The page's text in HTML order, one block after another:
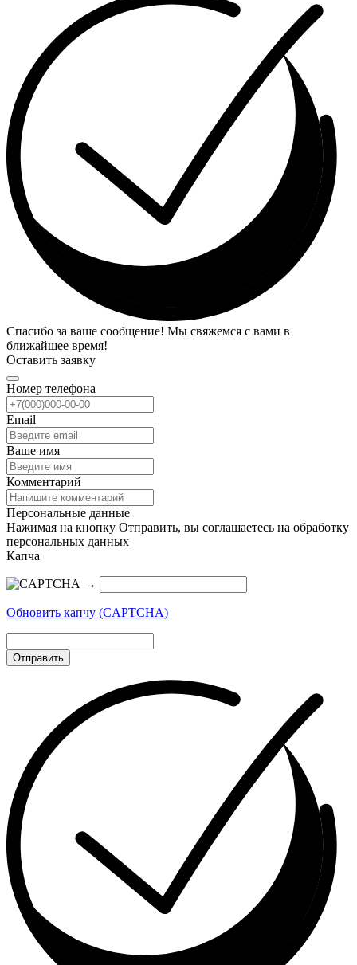
Спасибо за ваше сообщение! Мы свяжемся с вами в
ближайшее время!
Оставить заявку
Номер телефона
Email
Ваше имя
Комментарий
Персональные данные
Нажимая на кнопку Отправить, вы соглашаетесь на обработку
персональных данных
Капча
→
Обновить капчу (CAPTCHA)
Отправить